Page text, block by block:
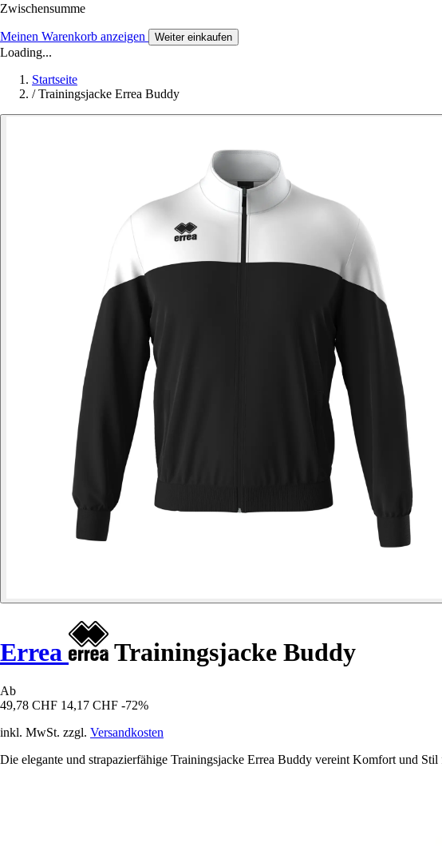
Zwischensumme
Meinen Warenkorb anzeigen Weiter einkaufen
Loading...
Startseite
/ Trainingsjacke Errea Buddy
Errea Trainingsjacke Buddy
Ab
49,78 CHF 14,17 CHF -72%
inkl. MwSt. zzgl. Versandkosten
Die elegante und strapazierfähige Trainingsjacke Errea Buddy vereint Komfort und